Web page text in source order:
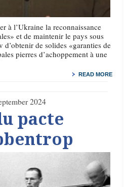
à l’Ukraine la reconnaissance
et de maintenir le pays sous
de solides «garanties de
pierres d’achoppement à une
READ MORE
2024
pacte